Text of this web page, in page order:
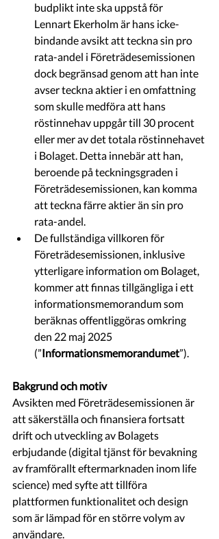
budplikt inte ska uppstå för
Lennart Ekerholm är hans icke-
bindande avsikt att teckna sin pro
rata-andel i Företrädesemissionen
dock begränsad genom att han inte
avser teckna aktier i en omfattning
som skulle medföra att hans
röstinnehav uppgår till 30 procent
eller mer av det totala röstinnehavet
i Bolaget. Detta innebär att han,
beroende på teckningsgraden i
Företrädesemissionen, kan komma
att teckna färre aktier än sin pro
rata-andel.
De fullständiga villkoren för
Företrädesemissionen, inklusive
ytterligare information om Bolaget,
kommer att finnas tillgängliga i ett
informationsmemorandum som
beräknas offentliggöras omkring
den 22 maj 2025
(”Informationsmemorandumet”).
Bakgrund och motiv
Avsikten med Företrädesemissionen är
att säkerställa och finansiera fortsatt
drift och utveckling av Bolagets
erbjudande (digital tjänst för bevakning
av framförallt eftermarknaden inom life
science) med syfte att tillföra
plattformen funktionalitet och design
som är lämpad för en större volym av
användare.